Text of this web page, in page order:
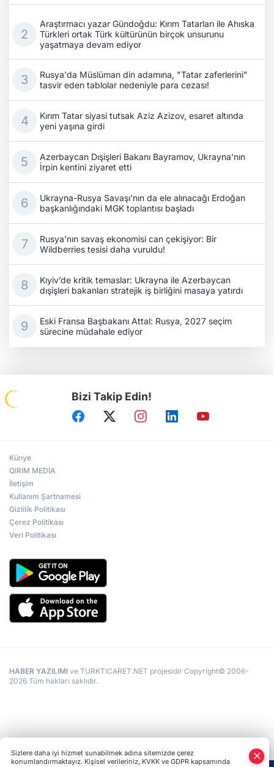
Araştırmacı yazar Gündoğdu: Kırım Tatarları ile Ahıska
Türkleri ortak Türk kültürünün birçok unsurunu
yaşatmaya devam ediyor
Rusya'da Müslüman din adamına, "Tatar zaferlerini"
tasvir eden tablolar nedeniyle para cezası!
Kırım Tatar siyasi tutsak Aziz Azizov, esaret altında
yeni yaşına girdi
Azerbaycan Dışişleri Bakanı Bayramov, Ukrayna'nın
İrpin kentini ziyaret etti
Ukrayna-Rusya Savaşı'nın da ele alınacağı Erdoğan
başkanlığındaki MGK toplantısı başladı
Rusya’nın savaş ekonomisi can çekişiyor: Bir
Wildberries tesisi daha vuruldu!
Kıyiv’de kritik temaslar: Ukrayna ile Azerbaycan
dışişleri bakanları stratejik iş birliğini masaya yatırdı
Eski Fransa Başbakanı Attal: Rusya, 2027 seçim
sürecine müdahale ediyor
Bizi Takip Edin!
Künye
QIRIM MEDİA
İletişim
Kullanım Şartnamesi
Gizlilik Politikası
Çerez Politikası
Veri Politikası
HABER YAZILIMI ve TURKTICARET.NET projesidir Copyright© 2006-
2026 Tüm hakları saklıdır.
Sizlere daha iyi hizmet sunabilmek adına sitemizde çerez
konumlandırmaktayız. Kişisel verileriniz, KVKK ve GDPR kapsamında